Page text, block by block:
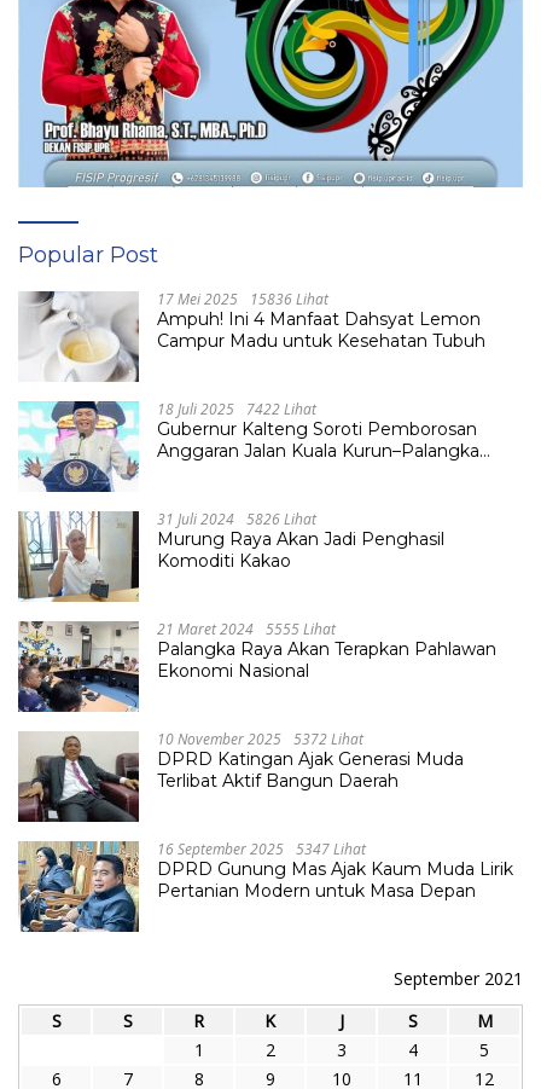
Popular Post
17 Mei 2025 15836 Lihat
Ampuh! Ini 4 Manfaat Dahsyat Lemon
Campur Madu untuk Kesehatan Tubuh
18 Juli 2025 7422 Lihat
Gubernur Kalteng Soroti Pemborosan
Anggaran Jalan Kuala Kurun–Palangka
31 Juli 2024 5826 Lihat
Murung Raya Akan Jadi Penghasil
Komoditi Kakao
21 Maret 2024 5555 Lihat
Palangka Raya Akan Terapkan Pahlawan
Ekonomi Nasional
10 November 2025 5372 Lihat
DPRD Katingan Ajak Generasi Muda
Terlibat Aktif Bangun Daerah
16 September 2025 5347 Lihat
DPRD Gunung Mas Ajak Kaum Muda Lirik
Pertanian Modern untuk Masa Depan
September 2021
S
S R K J S
M
1
2 3 4
5
6
7 8 9 10 11 12